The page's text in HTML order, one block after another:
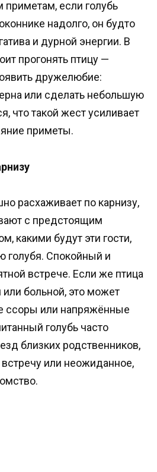
если голубь
надолго, он будто
и дурной энергии. В
прогонять птицу —
дружелюбие:
или сделать небольшую
что такой жест усиливает
приметы.
расхаживает по карнизу,
с предстоящим
какими будут эти гости,
голубя. Спокойный и
встрече. Если же птица
больной, это может
ссоры или напряжённые
голубь часто
близких родственников,
или неожиданное,